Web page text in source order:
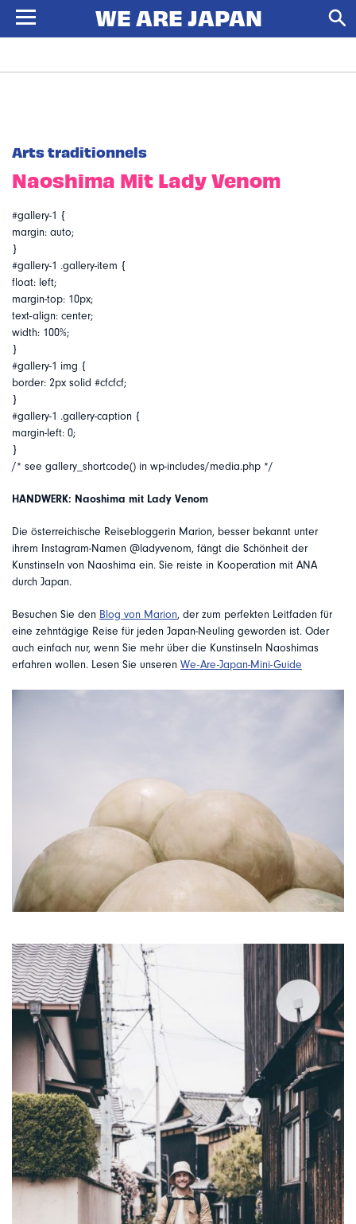
Arts traditionnels
Naoshima Mit Lady Venom
#gallery-1 {
margin: auto;
}
#gallery-1 .gallery-item {
float: left;
margin-top: 10px;
text-align: center;
width: 100%;
}
#gallery-1 img {
border: 2px solid #cfcfcf;
}
#gallery-1 .gallery-caption {
margin-left: 0;
}
/* see gallery_shortcode() in wp-includes/media.php */
HANDWERK: Naoshima mit Lady Venom
Die österreichische Reisebloggerin Marion, besser bekannt unter
ihrem Instagram-Namen @ladyvenom, fängt die Schönheit der
Kunstinseln von Naoshima ein. Sie reiste in Kooperation mit ANA
durch Japan.
Besuchen Sie den Blog von Marion, der zum perfekten Leitfaden für
eine zehntägige Reise für jeden Japan-Neuling geworden ist. Oder
auch einfach nur, wenn Sie mehr über die Kunstinseln Naoshimas
erfahren wollen. Lesen Sie unseren We-Are-Japan-Mini-Guide